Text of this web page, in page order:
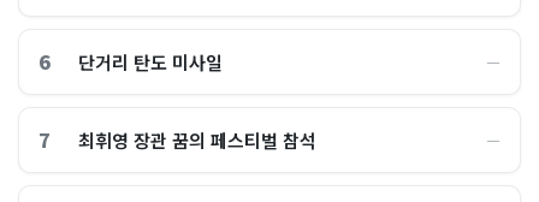
6 단거리 탄도 미사일 ―
7 최휘영 장관 꿈의 페스티벌 참석 ―